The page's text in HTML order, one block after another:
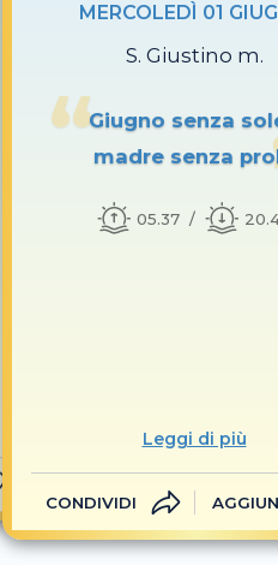
MERCOLEDÌ 01
S. Giustino m.
Giugno senza
madre senza
05.37
Leggi di più
CONDIVIDI